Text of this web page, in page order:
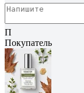
П
Покупатель